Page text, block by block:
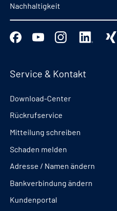
Nachhaltigkeit
Service & Kontakt
Download-Center
Rückrufservice
Mitteilung schreiben
Schaden melden
Adresse / Namen ändern
Bankverbindung ändern
Kundenportal